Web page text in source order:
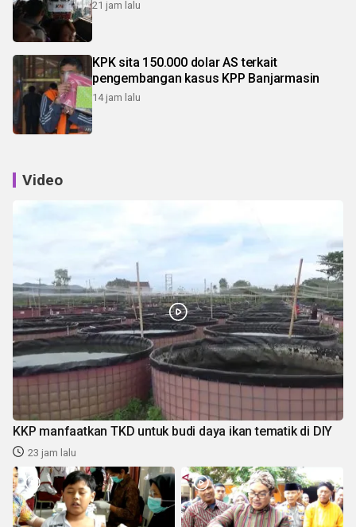
21 jam lalu
KPK sita 150.000 dolar AS terkait
pengembangan kasus KPP Banjarmasin
14 jam lalu
Video
KKP manfaatkan TKD untuk budi daya ikan tematik di DIY
23 jam lalu